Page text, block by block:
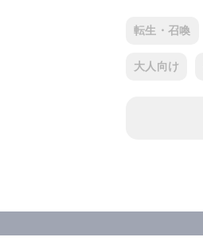
転生・召喚
大人向け